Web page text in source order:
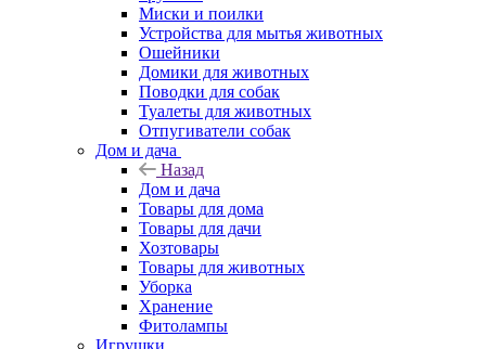
Миски и поилки
Устройства для мытья животных
Ошейники
Домики для животных
Поводки для собак
Туалеты для животных
Отпугиватели собак
Дом и дача
Назад
Дом и дача
Товары для дома
Товары для дачи
Хозтовары
Товары для животных
Уборка
Хранение
Фитолампы
Игрушки